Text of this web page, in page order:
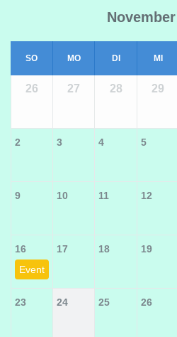
SO MO DI MI
26 27 28 29
2 3 4 5
9 10 11 12
16
Event
17 18 19
23 24 25 26